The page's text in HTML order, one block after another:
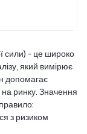
сили) - це широко
який вимірює
допомагає
на ринку. Значення
з ризиком